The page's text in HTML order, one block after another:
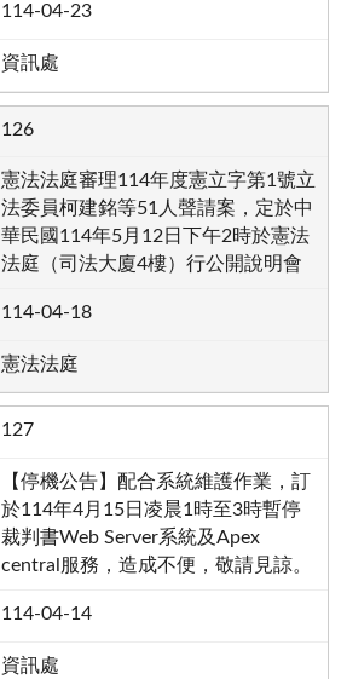
114-04-23
資訊處
126
憲法法庭審理114年度憲立字第1號立
法委員柯建銘等51人聲請案，定於中
華民國114年5月12日下午2時於憲法
法庭（司法大廈4樓）行公開說明會
114-04-18
憲法法庭
127
【停機公告】配合系統維護作業，訂
於114年4月15日凌晨1時至3時暫停
裁判書Web Server系統及Apex
central服務，造成不便，敬請見諒。
114-04-14
資訊處